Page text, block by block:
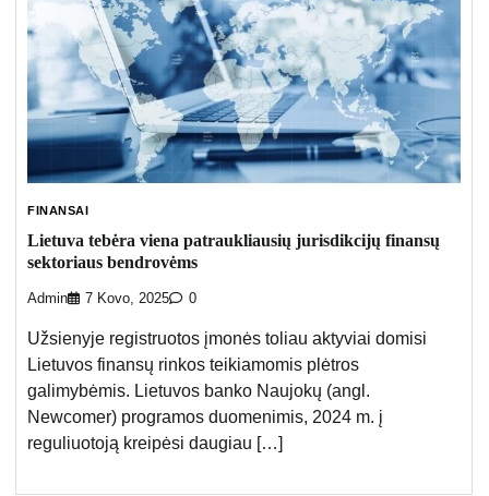
FINANSAI
Lietuva tebėra viena patraukliausių jurisdikcijų finansų
sektoriaus bendrovėms
Admin 7 Kovo, 2025 0
Užsienyje registruotos įmonės toliau aktyviai domisi
Lietuvos finansų rinkos teikiamomis plėtros
galimybėmis. Lietuvos banko Naujokų (angl.
Newcomer) programos duomenimis, 2024 m. į
reguliuotoją kreipėsi daugiau […]